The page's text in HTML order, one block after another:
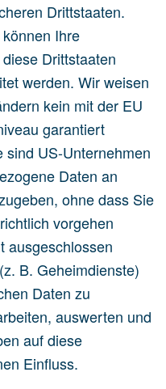
Drittstaaten.
Ihre
Drittstaaten
werden. Wir weisen
kein mit der EU
garantiert
US-Unternehmen
Daten an
ohne dass Sie
vorgehen
ausgeschlossen
B. Geheimdienste)
Daten zu
auswerten und
auf diese
Einfluss.